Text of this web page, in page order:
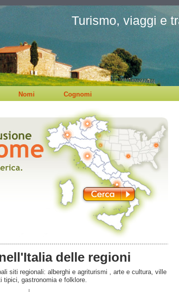
Turismo, viaggi e
Nomi Cognomi
delle regioni
siti regionali: alberghi e agriturismi , arte e cultura, ville
tipici, gastronomia e folklore.